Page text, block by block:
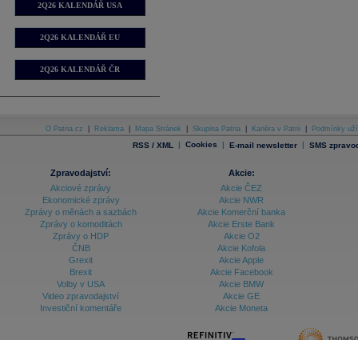
2Q26 KALENDÁŘ USA
2Q26 KALENDÁŘ EU
2Q26 KALENDÁŘ ČR
O Patria.cz Reklama Mapa Stránek Skupina Patria Kariéra v Patrii Podmínky
RSS / XML | Cookies | E-mail newsletter | SMS
Zpravodajství:
Akciové zprávy
Ekonomické zprávy
Zprávy o měnách a sazbách
Zprávy o komoditách
Zprávy o HDP
ČNB
Grexit
Brexit
Volby v USA
Video zpravodajství
Investiční komentáře
Akcie:
Akcie ČEZ
Akcie NWR
Akcie Komerční banka
Akcie Erste Bank
Akcie O2
Akcie Kofola
Akcie Apple
Akcie Facebook
Akcie BMW
Akcie GE
Akcie Moneta